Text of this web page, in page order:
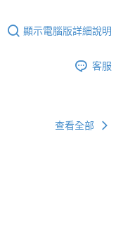
顯示電腦版詳細說明
客服
查看全部